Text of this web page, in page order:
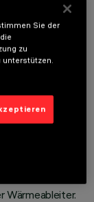
Effekt, zur
mit Rahmen
Beschichtung,
Wärmeableiter.
Sie der
zu
unterstützen.